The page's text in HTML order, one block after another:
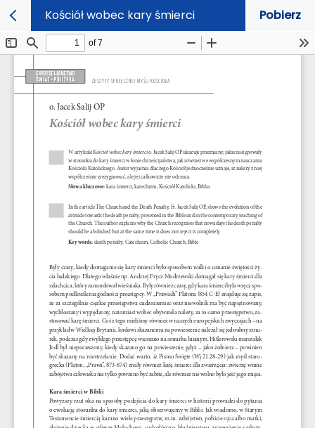
Kościół wobec kary śmierci Pobierz